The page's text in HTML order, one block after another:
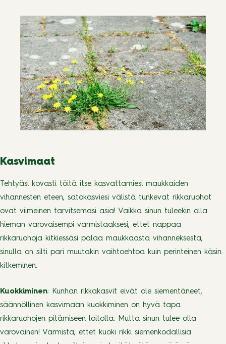
Kasvimaat
Tehtyäsi kovasti töitä itse kasvattamiesi maukkaiden
vihannesten eteen, satokasviesi välistä tunkevat rikkaruohot
ovat viimeinen tarvitsemasi asia! Vaikka sinun tuleekin olla
hieman varovaisempi varmistaaksesi, ettet nappaa
rikkaruohoja kitkiessäsi palaa maukkaasta vihanneksesta,
sinulla on silti pari muutakin vaihtoehtoa kuin perinteinen käsin
kitkeminen.
Kuokkiminen: Kunhan rikkakasvit eivät ole siementäneet,
säännöllinen kasvimaan kuokkiminen on hyvä tapa
rikkaruohojen pitämiseen loitolla. Mutta sinun tulee olla
varovainen! Varmista, ettet kuoki rikki siemenkodallisia